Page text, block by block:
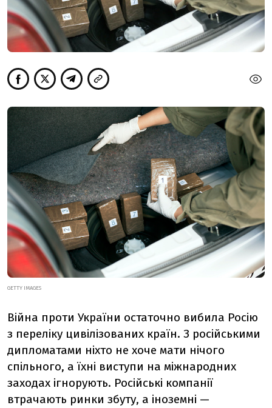
GETTY IMAGES
Війна проти України остаточно вибила Росію
з переліку цивілізованих країн. З російськими
дипломатами ніхто не хоче мати нічого
спільного, а їхні виступи на міжнародних
заходах ігнорують. Російські компанії
втрачають ринки збуту, а іноземні —